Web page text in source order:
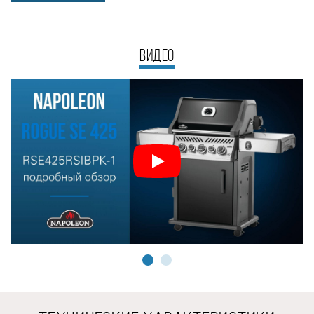
функцию можно использовать в качестве визуальной
использовать подсветку ручек управления, когда
работаете на гриле, то светящиеся ручки будут означать,
что гриль работает и вы не забудете его выключить.
С левой и правой стороны от очага расположены
функциональные столики. Оба столика имеют крючки для
удобного размещения кухонных принадлежностей.
В левом боковом столике находится высокоэффективная
керамическая инфракрасная горелка SIZZLE ZONE™
увеличенного размера, с индивидуальной системой
электронного поджига. Она уникальна тем, что обладает
высокой мощностью и разогревается от 0 до 800 градусов
шоковой обработки пищи, например, для запечатывания
ВИДЕО